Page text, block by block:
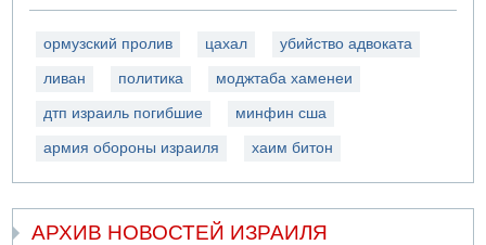
ормузский пролив цахал убийство адвоката
ливан политика моджтаба хаменеи
дтп израиль погибшие минфин сша
армия обороны израиля хаим битон
АРХИВ НОВОСТЕЙ ИЗРАИЛЯ